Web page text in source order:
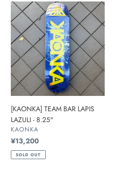
[KAONKA]
TEAM
BAR
LAPIS
LAZULI
-
8.25"
[KAONKA] TEAM BAR LAPIS
LAZULI - 8.25"
販
売
KAONKA
通
常
価
¥13,200
SOLD OUT